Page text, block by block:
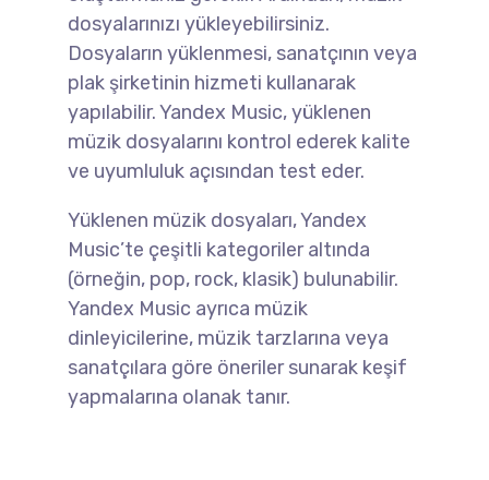
dosyalarınızı yükleyebilirsiniz.
Dosyaların yüklenmesi, sanatçının veya
plak şirketinin hizmeti kullanarak
yapılabilir. Yandex Music, yüklenen
müzik dosyalarını kontrol ederek kalite
ve uyumluluk açısından test eder.
Yüklenen müzik dosyaları, Yandex
Music’te çeşitli kategoriler altında
(örneğin, pop, rock, klasik) bulunabilir.
Yandex Music ayrıca müzik
dinleyicilerine, müzik tarzlarına veya
sanatçılara göre öneriler sunarak keşif
yapmalarına olanak tanır.